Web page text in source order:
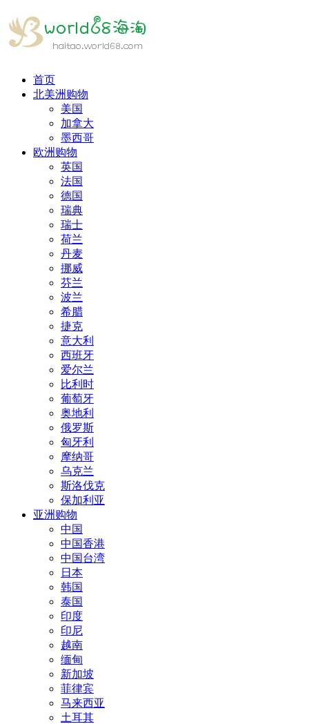
首页
北美洲购物
美国
加拿大
墨西哥
欧洲购物
英国
法国
德国
瑞典
瑞士
荷兰
丹麦
挪威
芬兰
波兰
希腊
捷克
意大利
西班牙
爱尔兰
比利时
葡萄牙
奥地利
俄罗斯
匈牙利
摩纳哥
乌克兰
斯洛伐克
保加利亚
亚洲购物
中国
中国香港
中国台湾
日本
韩国
泰国
印度
印尼
越南
缅甸
新加坡
菲律宾
马来西亚
土耳其